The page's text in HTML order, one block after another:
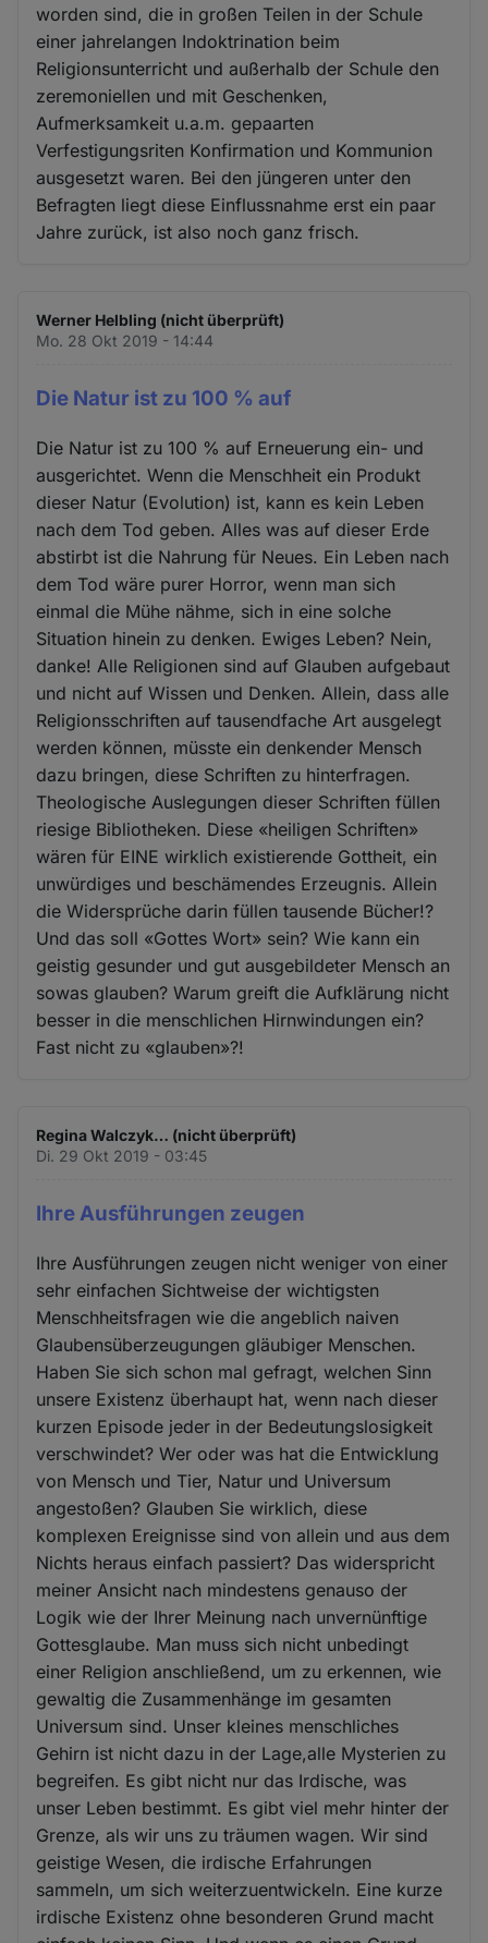
worden sind, die in großen Teilen in der Schule
einer jahrelangen Indoktrination beim
Religionsunterricht und außerhalb der Schule den
zeremoniellen und mit Geschenken,
Aufmerksamkeit u.a.m. gepaarten
Verfestigungsriten Konfirmation und Kommunion
ausgesetzt waren. Bei den jüngeren unter den
Befragten liegt diese Einflussnahme erst ein paar
Jahre zurück, ist also noch ganz frisch.
Werner Helbling (nicht überprüft)
Mo. 28 Okt 2019 - 14:44
Die Natur ist zu 100 % auf
Die Natur ist zu 100 % auf Erneuerung ein- und
ausgerichtet. Wenn die Menschheit ein Produkt
dieser Natur (Evolution) ist, kann es kein Leben
nach dem Tod geben. Alles was auf dieser Erde
abstirbt ist die Nahrung für Neues. Ein Leben nach
dem Tod wäre purer Horror, wenn man sich
einmal die Mühe nähme, sich in eine solche
Situation hinein zu denken. Ewiges Leben? Nein,
danke! Alle Religionen sind auf Glauben aufgebaut
und nicht auf Wissen und Denken. Allein, dass alle
Religionsschriften auf tausendfache Art ausgelegt
werden können, müsste ein denkender Mensch
dazu bringen, diese Schriften zu hinterfragen.
Theologische Auslegungen dieser Schriften füllen
riesige Bibliotheken. Diese «heiligen Schriften»
wären für EINE wirklich existierende Gottheit, ein
unwürdiges und beschämendes Erzeugnis. Allein
die Widersprüche darin füllen tausende Bücher!?
Und das soll «Gottes Wort» sein? Wie kann ein
geistig gesunder und gut ausgebildeter Mensch an
sowas glauben? Warum greift die Aufklärung nicht
besser in die menschlichen Hirnwindungen ein?
Fast nicht zu «glauben»?!
Regina Walczyk… (nicht überprüft)
Di. 29 Okt 2019 - 03:45
Ihre Ausführungen zeugen
Ihre Ausführungen zeugen nicht weniger von einer
sehr einfachen Sichtweise der wichtigsten
Menschheitsfragen wie die angeblich naiven
Glaubensüberzeugungen gläubiger Menschen.
Haben Sie sich schon mal gefragt, welchen Sinn
unsere Existenz überhaupt hat, wenn nach dieser
kurzen Episode jeder in der Bedeutungslosigkeit
verschwindet? Wer oder was hat die Entwicklung
von Mensch und Tier, Natur und Universum
angestoßen? Glauben Sie wirklich, diese
komplexen Ereignisse sind von allein und aus dem
Nichts heraus einfach passiert? Das widerspricht
meiner Ansicht nach mindestens genauso der
Logik wie der Ihrer Meinung nach unvernünftige
Gottesglaube. Man muss sich nicht unbedingt
einer Religion anschließend, um zu erkennen, wie
gewaltig die Zusammenhänge im gesamten
Universum sind. Unser kleines menschliches
Gehirn ist nicht dazu in der Lage,alle Mysterien zu
begreifen. Es gibt nicht nur das Irdische, was
unser Leben bestimmt. Es gibt viel mehr hinter der
Grenze, als wir uns zu träumen wagen. Wir sind
geistige Wesen, die irdische Erfahrungen
sammeln, um sich weiterzuentwickeln. Eine kurze
irdische Existenz ohne besonderen Grund macht